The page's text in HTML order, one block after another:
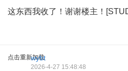
这东西我收了！谢谢楼主！
点击重新加载
wybt
2026-4-27 15:48:48